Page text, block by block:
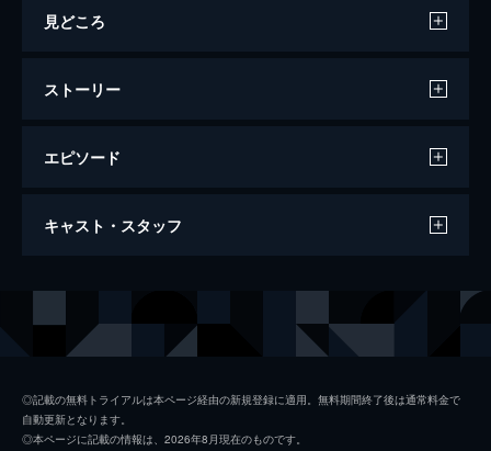
見どころ
ストーリー
エピソード
ルックバック
キャスト・スタッフ
京本 吉田美月喜
◎記載の無料トライアルは本ページ経由の新規登録に適用。無料期間終了後は通常料金で
自動更新となります。
◎本ページに記載の情報は、2026年8月現在のものです。